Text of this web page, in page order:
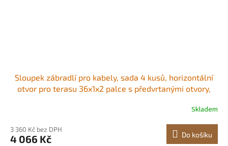
Sloupek zábradlí pro kabely, sada 4 kusů, horizontální
otvor pro terasu 36x1x2 palce s předvrtanými otvory,
zakřiveným držákem, černý, 4JZLGZXHS914UUOI6001V0
Skladem
3 360 Kč bez DPH
4 066 Kč Do košíku